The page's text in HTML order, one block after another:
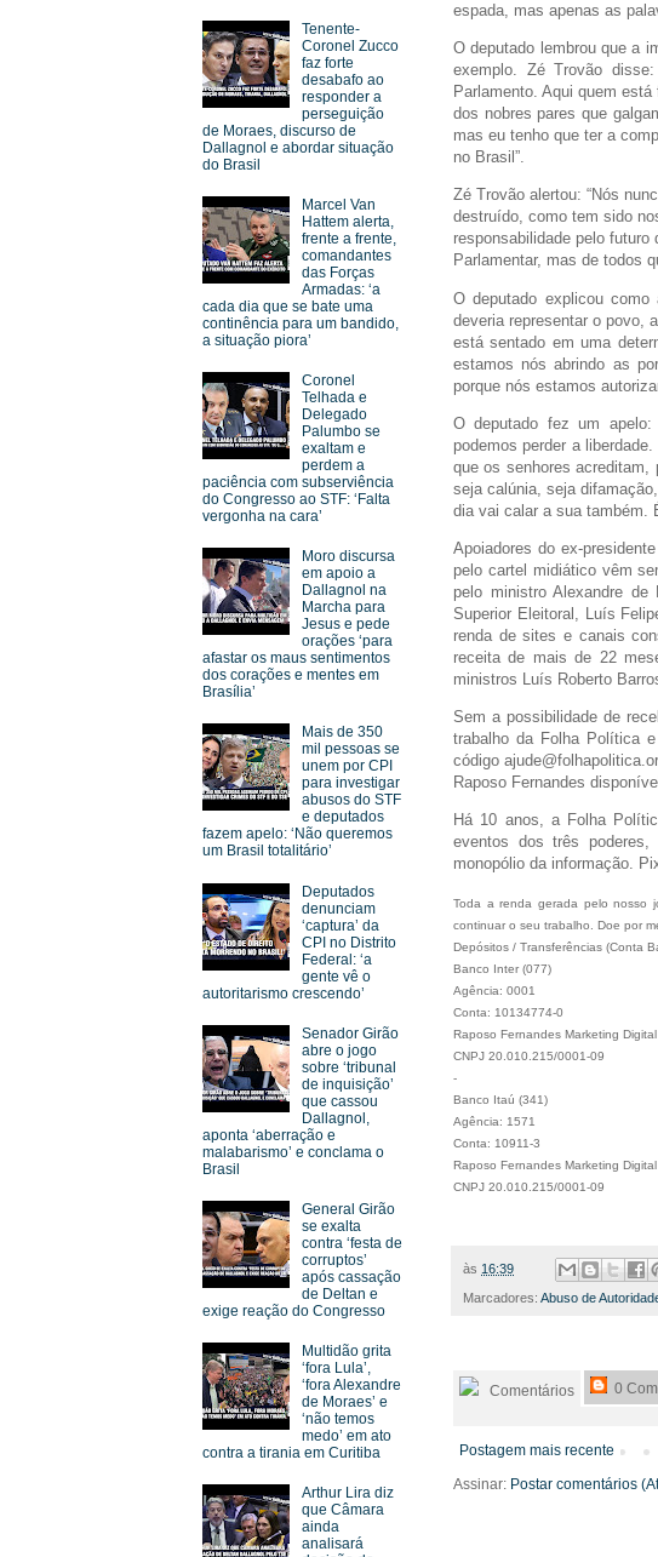
espada, mas apenas as
O deputado lembrou que a
exemplo. Zé Trovão
Parlamento. Aqui quem
dos nobres pares que
mas eu tenho que ter a
no Brasil”.
Zé Trovão alertou: “Nós
destruído, como tem sido
responsabilidade pelo
Parlamentar, mas de todos
O deputado explicou
deveria representar o povo,
está sentado em uma
estamos nós abrindo as
porque nós estamos
O deputado fez um
podemos perder a
que os senhores acreditam,
seja calúnia, seja
dia vai calar a sua também.
Apoiadores do ex-
pelo cartel midiático vêm
pelo ministro Alexandre de
Superior Eleitoral, Luís
renda de sites e canais
receita de mais de 22
ministros Luís Roberto
Sem a possibilidade de
trabalho da Folha Política
código
Raposo Fernandes
Há 10 anos, a Folha
eventos dos três
monopólio da informação.
Toda a renda gerada pelo nosso
continuar o seu trabalho. Doe por
Depósitos / Transferências (Conta
Banco Inter (077)
Agência: 0001
Conta: 10134774-0
Raposo Fernandes Marketing
CNPJ 20.010.215/0001-09
-
Banco Itaú (341)
Agência: 1571
Conta: 10911-3
Raposo Fernandes Marketing
CNPJ 20.010.215/0001-09
às 16:39
Marcadores: Abuso de
Comentários 0
Postagem mais recente
Assinar: Postar comentários
Tenente-
Coronel Zucco
faz forte
desabafo ao
responder a
perseguição
de Moraes, discurso de
Dallagnol e abordar situação
do Brasil
Marcel Van
Hattem alerta,
frente a frente,
comandantes
das Forças
Armadas: ‘a
cada dia que se bate uma
continência para um bandido,
a situação piora’
Coronel
Telhada e
Delegado
Palumbo se
exaltam e
perdem a
paciência com subserviência
do Congresso ao STF: ‘Falta
vergonha na cara’
Moro discursa
em apoio a
Dallagnol na
Marcha para
Jesus e pede
orações ‘para
afastar os maus sentimentos
dos corações e mentes em
Brasília’
Mais de 350
mil pessoas se
unem por CPI
para investigar
abusos do STF
e deputados
fazem apelo: ‘Não queremos
um Brasil totalitário’
Deputados
denunciam
‘captura’ da
CPI no Distrito
Federal: ‘a
gente vê o
autoritarismo crescendo’
Senador Girão
abre o jogo
sobre ‘tribunal
de inquisição’
que cassou
Dallagnol,
aponta ‘aberração e
malabarismo’ e conclama o
Brasil
General Girão
se exalta
contra ‘festa de
corruptos’
após cassação
de Deltan e
exige reação do Congresso
Multidão grita
‘fora Lula’,
‘fora Alexandre
de Moraes’ e
‘não temos
medo’ em ato
contra a tirania em Curitiba
Arthur Lira diz
que Câmara
ainda
analisará